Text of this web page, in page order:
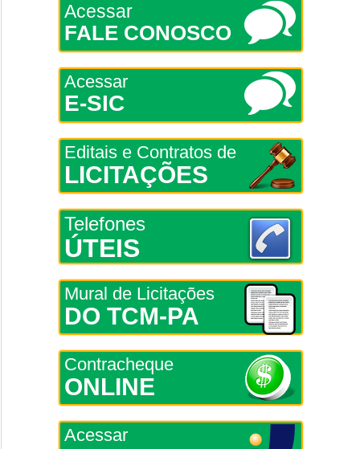
Acessar
FALE CONOSCO
Acessar
E-SIC
Editais e Contratos de
LICITAÇÕES
Telefones
ÚTEIS
Mural de Licitações
DO TCM-PA
Contracheque
ONLINE
Acessar